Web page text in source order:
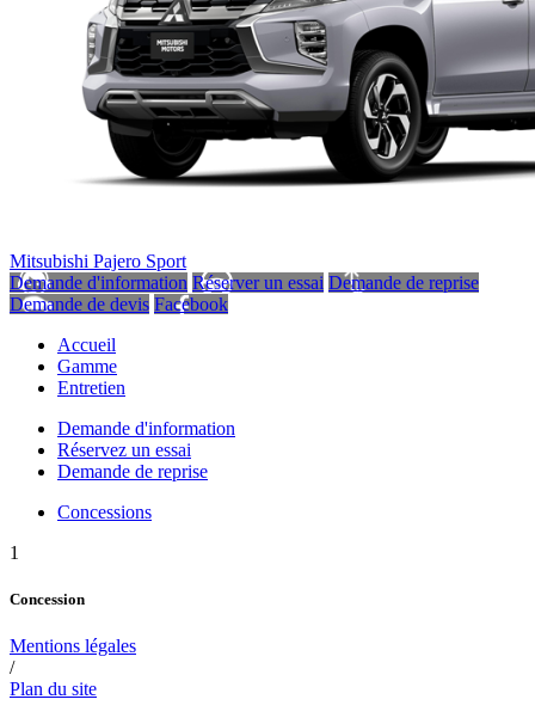
Mitsubishi Pajero Sport
Demande d'information Réserver un essai Demande de reprise
Demande de devis Facebook
Accueil
Gamme
Entretien
Demande d'information
Réservez un essai
Demande de reprise
Concessions
1
Concession
Mentions légales
/
Plan du site